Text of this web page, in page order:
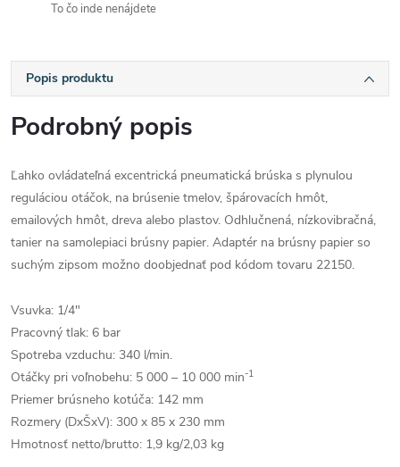
To čo inde nenájdete
Popis produktu
Podrobný popis
Ľahko ovládateľná excentrická pneumatická brúska s plynulou
reguláciou otáčok, na brúsenie tmelov, špárovacích hmôt,
emailových hmôt, dreva alebo plastov. Odhlučnená, nízkovibračná,
tanier na samolepiaci brúsny papier. Adaptér na brúsny papier so
suchým zipsom možno doobjednať pod kódom tovaru 22150.
Vsuvka: 1/4"
Pracovný tlak: 6 bar
Spotreba vzduchu: 340 l/min.
Otáčky pri voľnobehu: 5 000 – 10 000 min-1
Priemer brúsneho kotúča: 142 mm
Rozmery (DxŠxV): 300 x 85 x 230 mm
Hmotnosť netto/brutto: 1,9 kg/2,03 kg